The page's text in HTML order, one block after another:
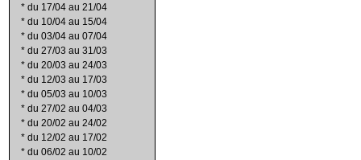
* du 17/04 au 21/04
* du 10/04 au 15/04
* du 03/04 au 07/04
* du 27/03 au 31/03
* du 20/03 au 24/03
* du 12/03 au 17/03
* du 05/03 au 10/03
* du 27/02 au 04/03
* du 20/02 au 24/02
* du 12/02 au 17/02
* du 06/02 au 10/02